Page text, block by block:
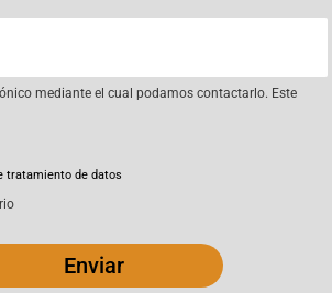
mediante el cual podamos contactarlo. Este
tratamiento de datos
Enviar